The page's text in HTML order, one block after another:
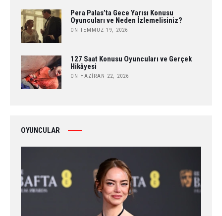
Pera Palas’ta Gece Yarısı Konusu
Oyuncuları ve Neden İzlemelisiniz?
ON TEMMUZ 19, 2026
127 Saat Konusu Oyuncuları ve Gerçek
Hikâyesi
ON HAZIRAN 22, 2026
OYUNCULAR